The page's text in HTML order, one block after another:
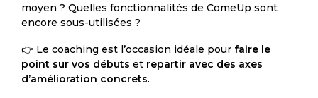
moyen ? Quelles fonctionnalités de ComeUp sont
encore sous-utilisées ?
👉 Le coaching est l’occasion idéale pour faire le
point sur vos débuts et repartir avec des axes
d’amélioration concrets.